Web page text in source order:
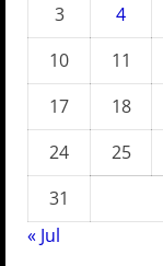
3
4
10
11
17
18
24
25
31
« Jul